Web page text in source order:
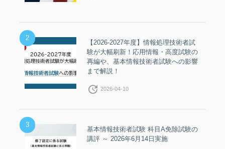
2
【2026-2027年度】情報処理技術者試
験が大幅刷新！応用情報・高度試験の
再編や、基本情報技術者試験への影響
まで解説！
update 2026-04-10
3
基本情報技術者試験 科目A免除試験の
講評 ～ 2026年6月14日実施